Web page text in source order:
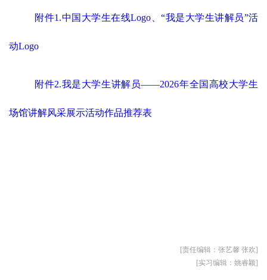
附件1.中国大学生在线Logo、“我是大学生讲解员”活
动Logo
附件2.我是大学生讲解员——2026年全国高校大学生
场馆讲解风采展示活动作品推荐表
[责任编辑：张艺馨 张欢]
[实习编辑：姚睿颖]